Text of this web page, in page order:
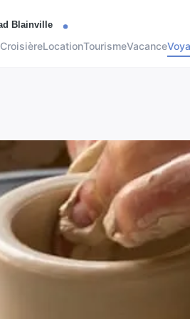
CroisièreLocationTourismeVacance